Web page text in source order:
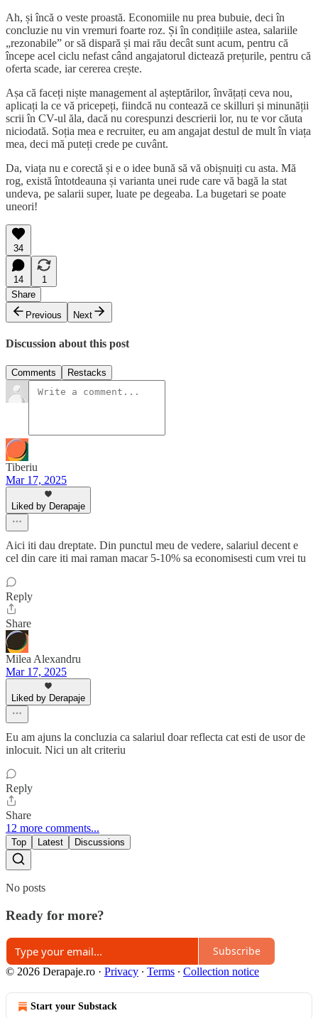
Ah, și încă o veste proastă. Economiile nu prea bubuie, deci în
concluzie nu vin vremuri foarte roz. Și în condițiile astea, salariile
„rezonabile” or să dispară și mai rău decât sunt acum, pentru că
începe acel ciclu nefast când angajatorul dictează prețurile, pentru că
oferta scade, iar cererea crește.
Așa că faceți niște management al așteptărilor, învățați ceva nou,
aplicați la ce vă pricepeți, fiindcă nu contează ce skilluri și minunății
scrii în CV-ul ăla, dacă nu corespunzi descrierii lor, nu te vor căuta
niciodată. Soția mea e recruiter, eu am angajat destul de mult în viața
mea, deci mă puteți crede pe cuvânt.
Da, viața nu e corectă și e o idee bună să vă obișnuiți cu asta. Mă
rog, există întotdeauna și varianta unei rude care vă bagă la stat
undeva, pe salarii super, luate pe degeaba. La bugetari se poate
uneori!
34
14
1
Share
Previous
Next
Discussion about this post
Comments Restacks
Tiberiu
Mar 17, 2025
Liked by Derapaje
Aici iti dau dreptate. Din punctul meu de vedere, salariul decent e
cel din care iti mai raman macar 5-10% sa economisesti cum vrei tu
Reply
Share
Milea Alexandru
Mar 17, 2025
Liked by Derapaje
Eu am ajuns la concluzia ca salariul doar reflecta cat esti de usor de
inlocuit. Nici un alt criteriu
Reply
Share
12 more comments...
Top Latest Discussions
No posts
Ready for more?
Subscribe
© 2026 Derapaje.ro · Privacy ∙ Terms ∙ Collection notice
Start your Substack